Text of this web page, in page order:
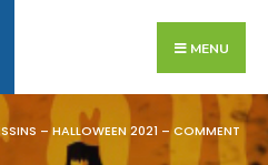
MENU
– HALLOWEEN 2021 – COMMENT